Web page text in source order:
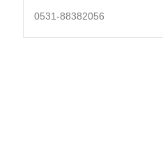
0531-88382056